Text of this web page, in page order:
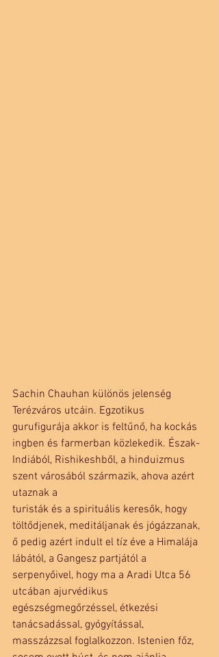
Sachin Chauhan különös jelenség
Terézváros utcáin. Egzotikus
gurufigurája akkor is feltűnő, ha kockás
ingben és farmerban közlekedik. Észak-
Indiából, Rishikeshből, a hinduizmus
szent városából származik, ahova azért
utaznak a
turisták és a spirituális keresők, hogy
töltődjenek, meditáljanak és jógázzanak,
ő pedig azért indult el tíz éve a Himalája
lábától, a Gangesz partjától a
serpenyőivel, hogy ma a Aradi Utca 56
utcában ajurvédikus
egészségmegőrzéssel, étkezési
tanácsadással, gyógyítással,
masszázzsal foglalkozzon. Istenien főz,